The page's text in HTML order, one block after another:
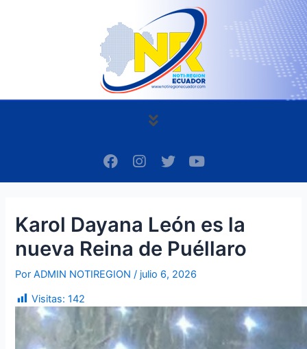
Menú
F
a
c
o
k
I
n
s
g
a
m
T
w
i
e
r
Y
o
u
b
e
Karol Dayana León es la
nueva Reina de Puéllaro
PorADMIN NOTIREGION/ julio 6, 2026
Visitas: 142